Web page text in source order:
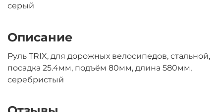
серый
Описание
Руль TRIX, для дорожных велосипедов, стальной,
посадка 25.4мм, подъём 80мм, длина 580мм,
серебристый